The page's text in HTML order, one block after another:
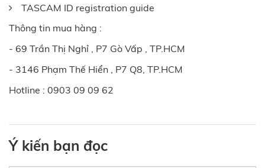
TASCAM ID registration guide
Thông tin mua hàng :
- 69 Trần Thị Nghỉ , P7 Gò Vấp , TP.HCM
- 3146 Phạm Thế Hiển , P7 Q8, TP.HCM
Hotline : 0903 09 09 62
Ý kiến bạn đọc